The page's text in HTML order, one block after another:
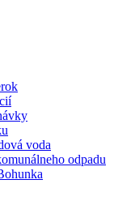
voda
odpadu